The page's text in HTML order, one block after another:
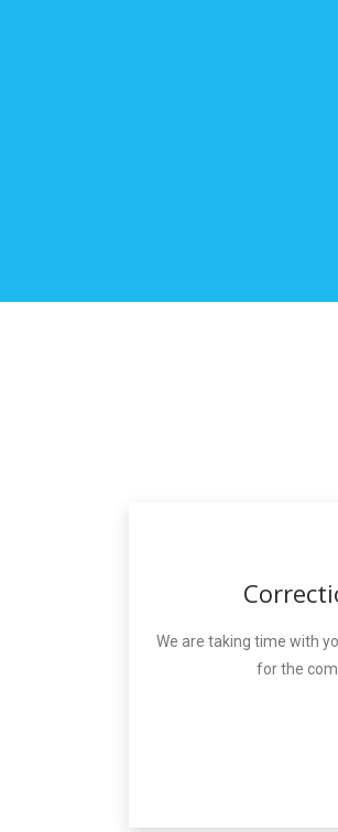
We are taking time with
for the